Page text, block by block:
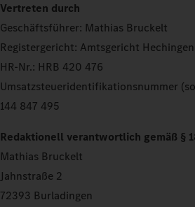
Vertreten durch
Geschäftsführer: Mathias Bruckelt
Registergericht: Amtsgericht Hechingen
HR-Nr.: HRB 420 476
Umsatzsteueridentifikationsnummer
144 847 495
Redaktionell verantwortlich gemäß §
Mathias Bruckelt
Jahnstraße 2
72393 Burladingen